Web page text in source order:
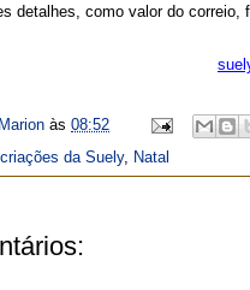
detalhes, como valor do correio,
Marion às 08:52
criações da Suely, Natal